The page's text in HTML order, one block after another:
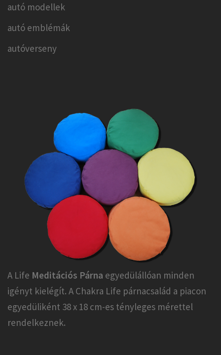
autó modellek
autó emblémák
autóverseny
A Life Meditációs Párna egyedülállóan minden
igényt kielégít. A Chakra Life párnacsalád a piacon
egyedüliként 38 x 18 cm-es tényleges mérettel
rendelkeznek.